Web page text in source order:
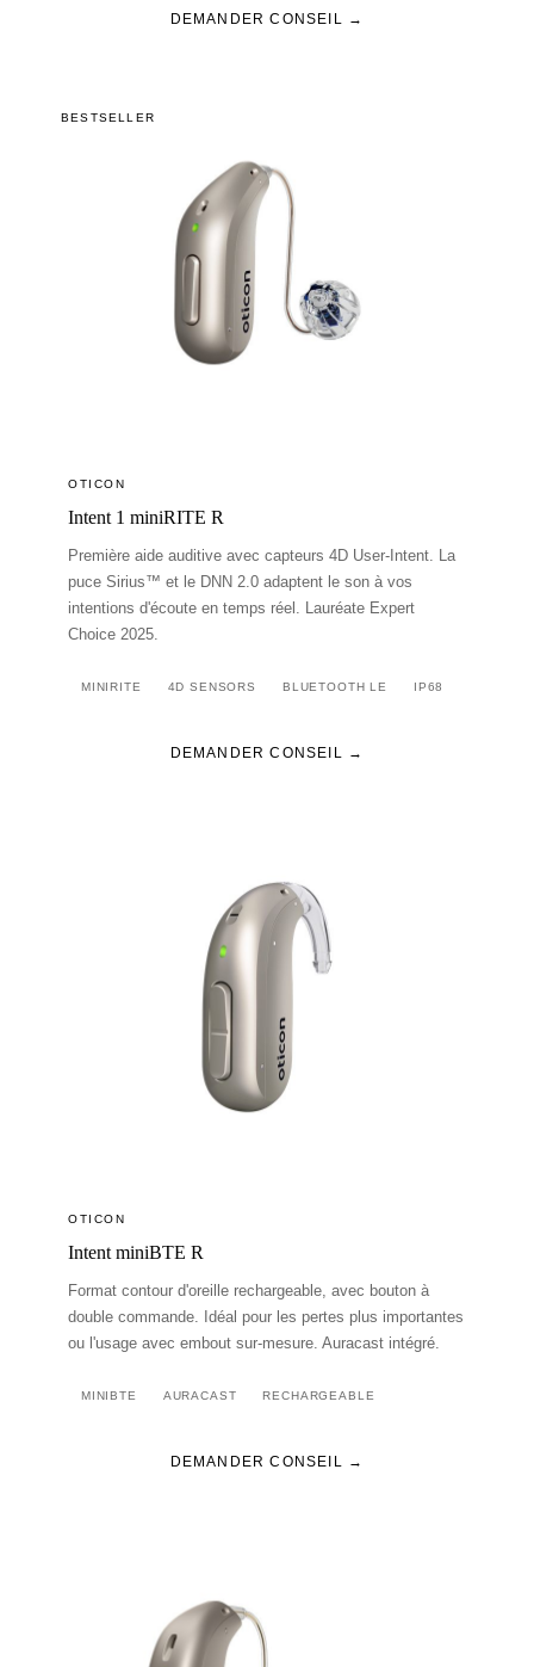
DEMANDER CONSEIL →
BESTSELLER
OTICON
Intent 1 miniRITE R
Première aide auditive avec capteurs 4D User-Intent. La
puce Sirius™ et le DNN 2.0 adaptent le son à vos
intentions d'écoute en temps réel. Lauréate Expert
Choice 2025.
MINIRITE 4D SENSORS BLUETOOTH LE IP68
DEMANDER CONSEIL →
OTICON
Intent miniBTE R
Format contour d'oreille rechargeable, avec bouton à
double commande. Idéal pour les pertes plus importantes
ou l'usage avec embout sur-mesure. Auracast intégré.
MINIBTE AURACAST RECHARGEABLE
DEMANDER CONSEIL →